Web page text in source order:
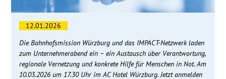
12.01.2026
Die Bahnhofsmission Würzburg und das IMPACT-Netzwerk laden
zum Unternehmerabend ein – ein Austausch über Verantwortung,
regionale Vernetzung und konkrete Hilfe für Menschen in Not. Am
10.03.2026 um 17.30 Uhr im AC Hotel Würzburg. Jetzt anmelden